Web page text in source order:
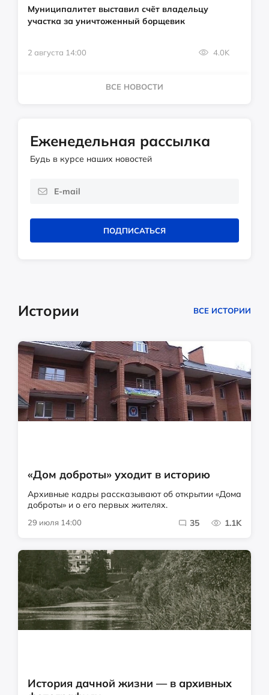
Муниципалитет выставил счёт владельцу
участка за уничтоженный борщевик
2 августа 14:00 4.0K
ВСЕ НОВОСТИ
Еженедельная рассылка
Будь в курсе наших новостей
ПОДПИСАТЬСЯ
Истории ВСЕ ИСТОРИИ
«Дом доброты» уходит в историю
Архивные кадры рассказывают об открытии «Дома
доброты» и о его первых жителях.
29 июля 14:00 35 1.1K
История дачной жизни — в архивных